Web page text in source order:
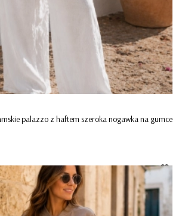
palazzo z haftem szeroka nogawka na gumce